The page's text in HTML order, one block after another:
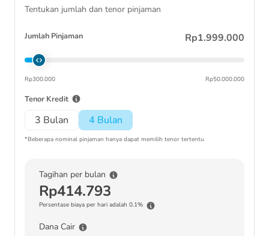
Tentukan jumlah dan tenor pinjaman
Jumlah Pinjaman Rp1.999.000
Rp300.000 Rp50.000.000
Tenor Kredit
3 Bulan 4 Bulan
*Beberapa nominal pinjaman hanya dapat memilih tenor tertentu
Tagihan per bulan
Rp414.793
Persentase biaya per hari adalah 0.1%
Dana Cair